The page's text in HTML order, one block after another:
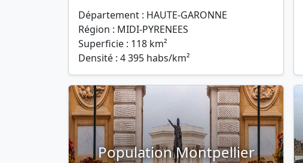
Département : HAUTE-GARONNE
Région : MIDI-PYRENEES
Superficie : 118 km²
Densité : 4 395 habs/km²
Population Montpellier